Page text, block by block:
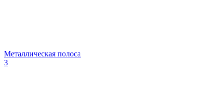
Металлическая полоса
3